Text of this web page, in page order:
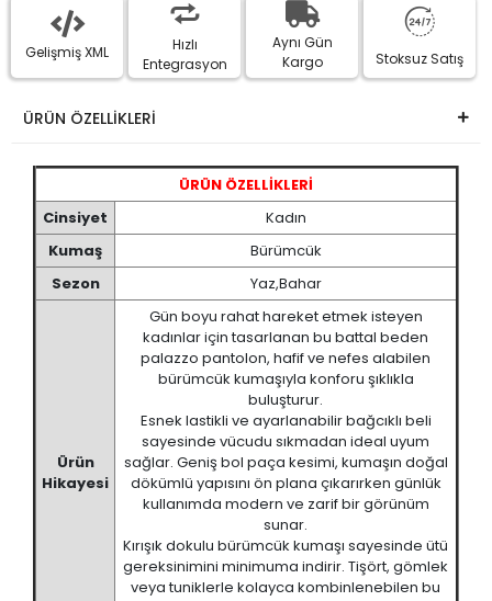
Gelişmiş XML
Hızlı
Entegrasyon
Aynı Gün
Kargo
Stoksuz Satış
ÜRÜN ÖZELLİKLERİ
ÜRÜN ÖZELLİKLERİ
Cinsiyet
Kadın
Kumaş
Bürümcük
Sezon
Yaz,Bahar
Ürün
Hikayesi
Gün boyu rahat hareket etmek isteyen
kadınlar için tasarlanan bu battal beden
palazzo pantolon, hafif ve nefes alabilen
bürümcük kumaşıyla konforu şıklıkla
buluşturur.
Esnek lastikli ve ayarlanabilir bağcıklı beli
sayesinde vücudu sıkmadan ideal uyum
sağlar. Geniş bol paça kesimi, kumaşın doğal
dökümlü yapısını ön plana çıkarırken günlük
kullanımda modern ve zarif bir görünüm
sunar.
Kırışık dokulu bürümcük kumaşı sayesinde ütü
gereksinimini minimuma indirir. Tişört, gömlek
veya tuniklerle kolayca kombinlenebilen bu